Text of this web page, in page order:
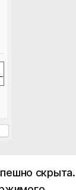
скрыта.